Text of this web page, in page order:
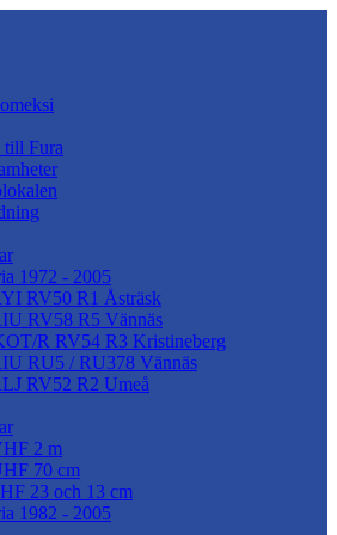
till Fura
1972 - 2005
RV50 R1 Åsträsk
RV58 R5 Vännäs
R RV54 R3 Kristineberg
RU5 / RU378 Vännäs
RV52 R2 Umeå
2 m
70 cm
23 och 13 cm
1982 - 2005